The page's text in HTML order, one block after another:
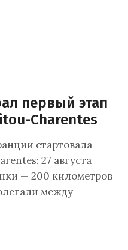
первый этап
Charentes
стартовала
27 августа
— 200 километров
между